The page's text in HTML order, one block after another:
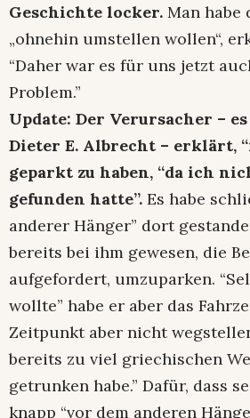
Geschichte locker. Man habe
„ohnehin umstellen wollen“,
“Daher war es für uns jetzt
Problem.”
Update: Der Verursacher –
Dieter E. Albrecht – erklärt,
geparkt zu haben, “da ich
gefunden hatte”. Es habe
anderer Hänger” dort
bereits bei ihm gewesen, die
aufgefordert, umzuparken.
wollte” habe er aber das
Zeitpunkt aber nicht
bereits zu viel griechischen
getrunken habe.” Dafür, dass
knapp “vor dem anderen